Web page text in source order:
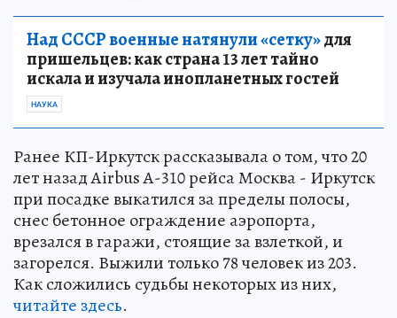
Над СССР военные натянули «сетку»для
пришельцев: как страна 13 лет тайно
искала и изучала инопланетных гостей
НАУКА
Ранее КП-Иркутск рассказывала о том, что 20
лет назад Airbus А-310 рейса Москва - Иркутск
при посадке выкатился за пределы полосы,
снес бетонное ограждение аэропорта,
врезался в гаражи, стоящие за взлеткой, и
загорелся. Выжили только 78 человек из 203.
Как сложились судьбы некоторых из них,
читайте здесь.